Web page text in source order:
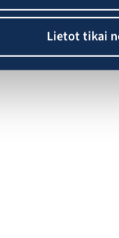
Lietot tikai